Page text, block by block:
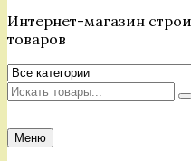
Интернет-магазин
товаров
Искать
Меню